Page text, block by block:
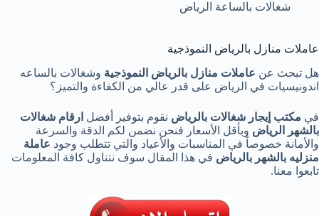
شغالات بالساعة الرياض
عاملات منازل بالرياض النموذجية
هل تبحث عن عاملات منازل بالرياض النموذجية وشغالات بالساعه
اندونيسيات في الرياض على قدر عالي من الكفاءة والتميز؟
في مكتب إيجار شغالات بالرياض نقوم بتوفير أفضل ارقام شغالات
بالشهر الرياض وبأقل الأسعار فنحن نضمن لكم الدقة والسرعة
والأمانة خصوصاً في المناسبات والأعياد والتي تتطلب وجود عاملة
منزليه بالشهر بالرياض في هذا المقال سوف نتناول كافة المعلومات
تابعوا معنا.